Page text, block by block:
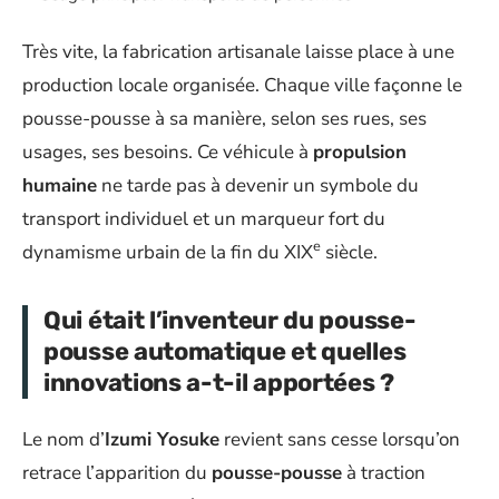
Très vite, la fabrication artisanale laisse place à une
production locale organisée. Chaque ville façonne le
pousse-pousse à sa manière, selon ses rues, ses
usages, ses besoins. Ce véhicule à propulsion
humaine ne tarde pas à devenir un symbole du
transport individuel et un marqueur fort du
dynamisme urbain de la fin du XIXe siècle.
Qui était l’inventeur du pousse-
pousse automatique et quelles
innovations a-t-il apportées ?
Le nom d’Izumi Yosuke revient sans cesse lorsqu’on
retrace l’apparition du pousse-pousse à traction